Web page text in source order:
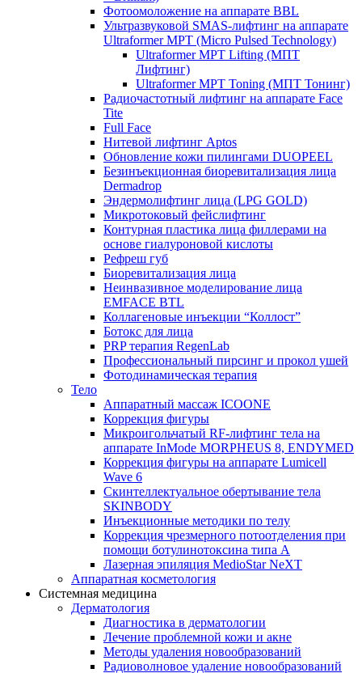
Фотоомоложение на аппарате BBL
Ультразвуковой SMAS-лифтинг на аппарате
Ultraformer MPT (Micro Pulsed Technology)
Ultraformer MPT Lifting (МПТ
Лифтинг)
Ultraformer MPT Toning (МПТ Тонинг)
Радиочастотный лифтинг на аппарате Face
Tite
Full Face
Нитевой лифтинг Aptos
Обновление кожи пилингами DUOPEEL
Безинъекционная биоревитализация лица
Dermadrop
Эндермолифтинг лица (LPG GOLD)
Микротоковый фейслифтинг
Контурная пластика лица филлерами на
основе гиалуроновой кислоты
Рефреш губ
Биоревитализация лица
Неинвазивное моделирование лица
EMFACE BTL
Коллагеновые инъекции “Коллост”
Ботокс для лица
PRP терапия RegenLab
Профессиональный пирсинг и прокол ушей
Фотодинамическая терапия
Тело
Аппаратный массаж ICOONE
Коррекция фигуры
Микроигольчатый RF-лифтинг тела на
аппарате InMode MORPHEUS 8, ENDYMED
Коррекция фигуры на аппарате Lumicell
Wave 6
Скинтеллектуальное обертывание тела
SKINBODY
Инъекционные методики по телу
Коррекция чрезмерного потоотделения при
помощи ботулинотоксина типа А
Лазерная эпиляция MedioStar NeXT
Аппаратная косметология
Системная медицина
Дерматология
Диагностика в дерматологии
Лечение проблемной кожи и акне
Методы удаления новообразований
Радиоволновое удаление новообразований